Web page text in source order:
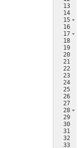
13
14
15
16
17
18
19
20
21
22
23
24
25
26
27
28
29
30
31
32
33